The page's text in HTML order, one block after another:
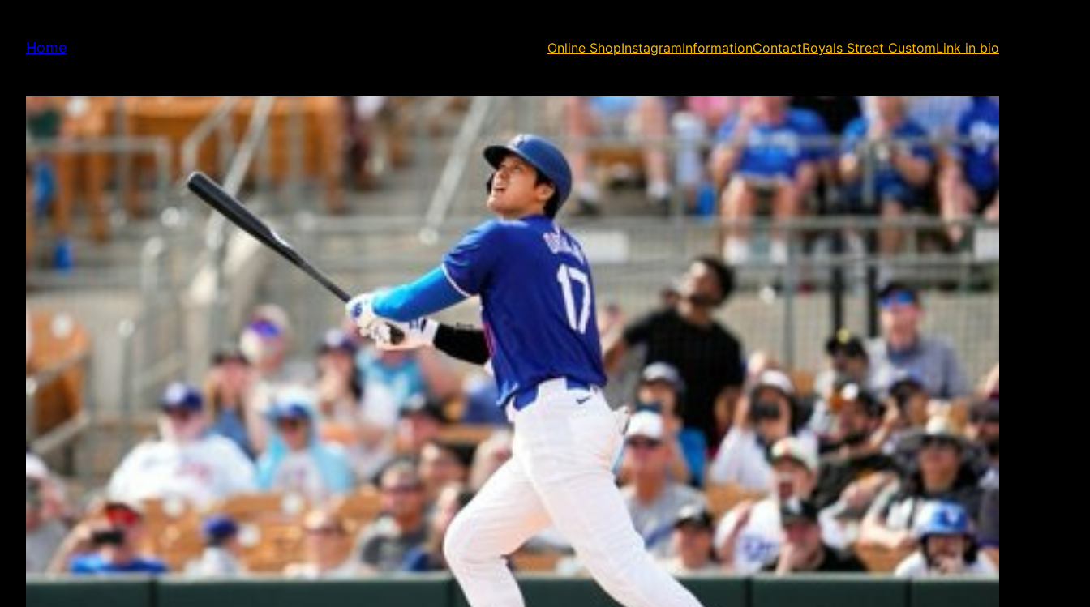
Home Online ShopInstagramInformationContactRoyals Street CustomLink in bio